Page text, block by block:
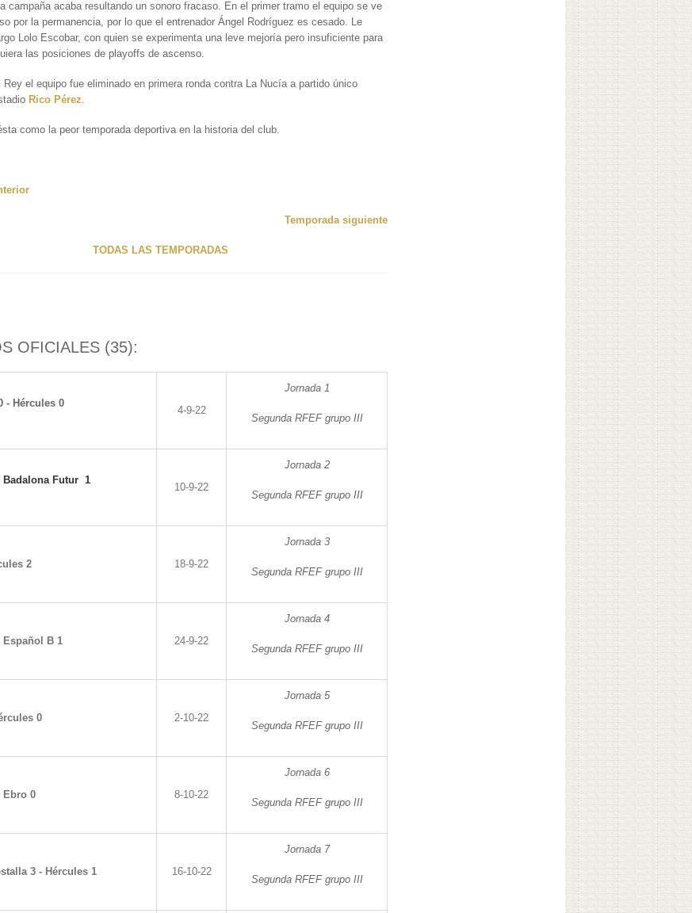
campaña acaba resultando un sonoro fracaso. En el primer tramo el equipo se ve
por la permanencia, por lo que el entrenador Ángel Rodríguez es cesado. Le
Lolo Escobar, con quien se experimenta una leve mejoría pero insuficiente para
las posiciones de playoffs de ascenso.
Rey el equipo fue eliminado en primera ronda contra La Nucía a partido único
Rico Pérez.
como la peor temporada deportiva en la historia del club.
Temporada siguiente
TODAS LAS TEMPORADAS
OFICIALES (35):
- Hércules 0
4-9-22
Jornada 1
Segunda RFEF grupo III
Badalona Futur 1
10-9-22
Jornada 2
Segunda RFEF grupo III
2 18-9-22
Jornada 3
Segunda RFEF grupo III
Español B 1 24-9-22
Jornada 4
Segunda RFEF grupo III
0 2-10-22
Jornada 5
Segunda RFEF grupo III
Ebro 0 8-10-22
Jornada 6
Segunda RFEF grupo III
3 - Hércules 1 16-10-22
Jornada 7
Segunda RFEF grupo III